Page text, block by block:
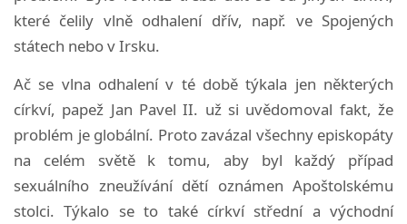
které čelily vlně odhalení dřív, např. ve Spojených
státech nebo v Irsku.
Ač se vlna odhalení v té době týkala jen některých
církví, papež Jan Pavel II. už si uvědomoval fakt, že
problém je globální. Proto zavázal všechny episkopáty
na celém světě k tomu, aby byl každý případ
sexuálního zneužívání dětí oznámen Apoštolskému
stolci. Týkalo se to také církví střední a východní